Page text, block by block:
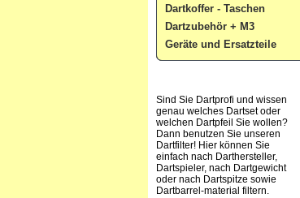
Dartkoffer - Taschen
Dartzubehör + M3
Geräte und Ersatzteile
Sind Sie Dartprofi und wissen
genau welches Dartset oder
welchen Dartpfeil Sie wollen?
Dann benutzen Sie unseren
Dartfilter! Hier können Sie
einfach nach Darthersteller,
Dartspieler, nach Dartgewicht
oder nach Dartspitze sowie
Dartbarrel-material filtern.